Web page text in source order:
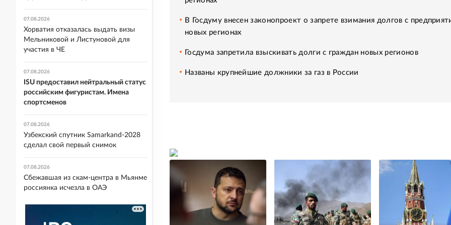
В Госдуму внесен законопроект о запрете взимания долгов с
новых регионах
Госдума запретила взыскивать долги с граждан новых регионов
Названы крупнейшие должники за газ в России
07.08.2026
Хорватия отказалась выдать визы
Мельниковой и Листуновой для
участия в ЧЕ
07.08.2026
ISU предоставил нейтральный статус
российским фигуристам. Имена
спортсменов
07.08.2026
Узбекский спутник Samarkand-2028
сделал свой первый снимок
07.08.2026
Сбежавшая из скам-центра в Мьянме
россиянка исчезла в ОАЭ